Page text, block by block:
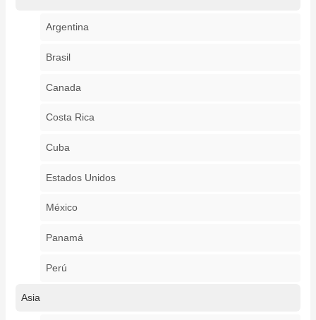
Argentina
Brasil
Canada
Costa Rica
Cuba
Estados Unidos
México
Panamá
Perú
Asia